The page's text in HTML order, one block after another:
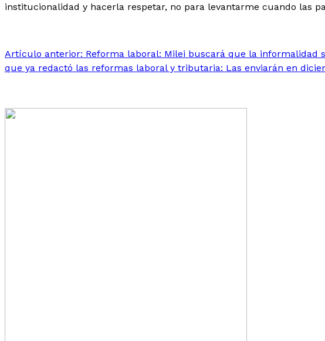
institucionalidad y hacerla respetar, no para levantarme cuando las
Artículo anterior: Reforma laboral: Milei buscará que la informalidad
que ya redactó las reformas laboral y tributaria: Las enviarán en